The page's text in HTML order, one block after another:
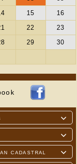



cadastral